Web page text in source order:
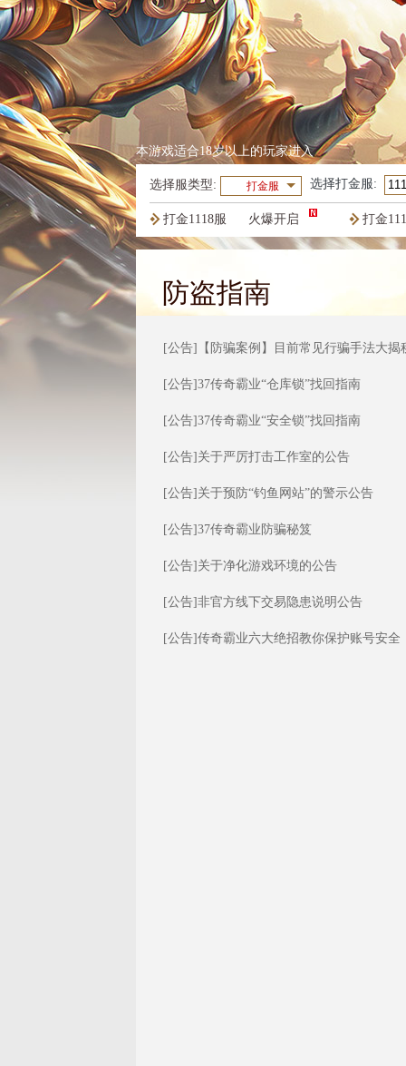
本游戏适合18岁以上的玩家进入
选择服类型: 打金服 选择打金服:
火爆开启
打金1118服 打金
火爆开启
打金1115服 打金
防盗指南
[公告] 【防骗案例】目前常见行骗手法大揭
[公告]37传奇霸业“仓库锁”找回指南
[公告]37传奇霸业“安全锁”找回指南
[公告] 关于严厉打击工作室的公告
[公告] 关于预防“钓鱼网站”的警示公告
[公告]37传奇霸业防骗秘笈
[公告] 关于净化游戏环境的公告
[公告]非官方线下交易隐患说明公告
[公告]传奇霸业六大绝招教你保护账号安全